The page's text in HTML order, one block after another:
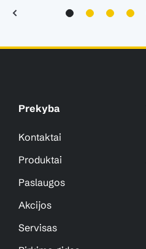
Prekyba
Kontaktai
Produktai
Paslaugos
Akcijos
Servisas